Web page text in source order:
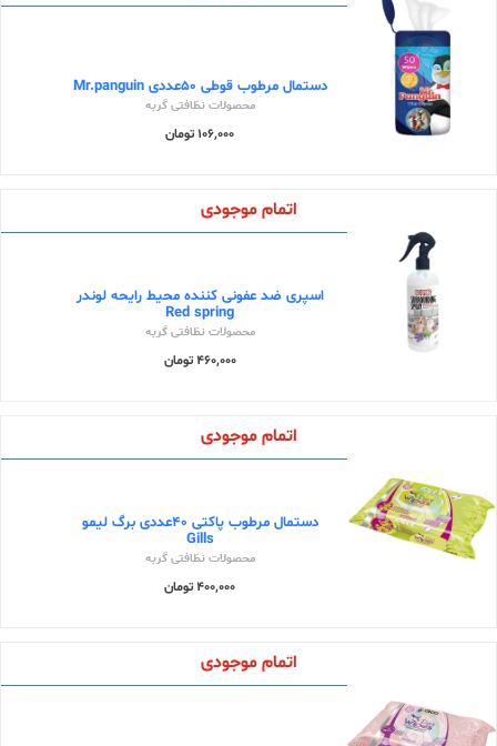
دستمال مرطوب قوطی 50عددی Mr.panguin
محصولات نظافتی گربه
106,000 تومان
اتمام موجودی
اسپری ضد عفونی کننده محیط رایحه لوندر
Red spring
محصولات نظافتی گربه
460,000 تومان
اتمام موجودی
دستمال مرطوب پاکتی 40عددی برگ لیمو
Gills
محصولات نظافتی گربه
400,000 تومان
اتمام موجودی